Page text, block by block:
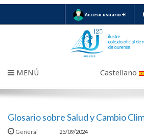
Acceso usuario
MENÚ Castellano
Glosario sobre Salud y Cambio
General 25/09/2024